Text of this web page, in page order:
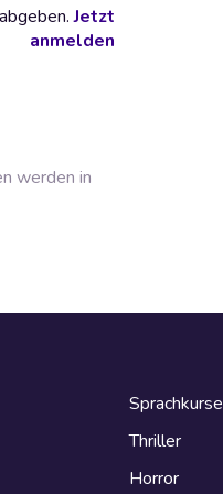
Jetzt
anmelden
werden in
Sprachkurse
Thriller
Horror